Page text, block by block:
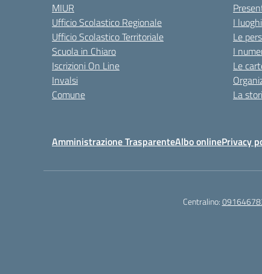
MIUR
Ufficio Scolastico Regionale
Ufficio Scolastico Territoriale
Scuola in Chiaro
Iscrizioni On Line
Invalsi
Comune
I luoghi
Le
I
Le
La
Amministrazione TrasparenteAlbo onlinePrivacy
Centralino: